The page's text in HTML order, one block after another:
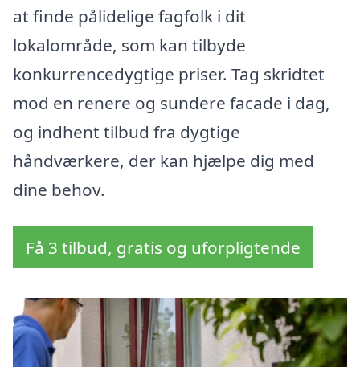
at finde pålidelige fagfolk i dit
lokalområde, som kan tilbyde
konkurrencedygtige priser. Tag skridtet
mod en renere og sundere facade i dag,
og indhent tilbud fra dygtige
håndværkere, der kan hjælpe dig med
dine behov.
Få 3 tilbud, gratis og uforpligtende